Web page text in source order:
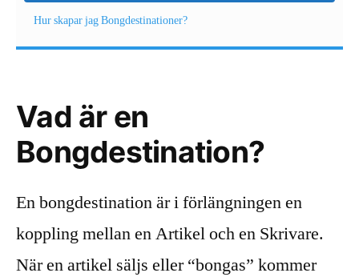
Hur skapar jag Bongdestinationer?
Vad är en
Bongdestination?
En bongdestination är i förlängningen en
koppling mellan en Artikel och en Skrivare.
När en artikel säljs eller “bongas” kommer